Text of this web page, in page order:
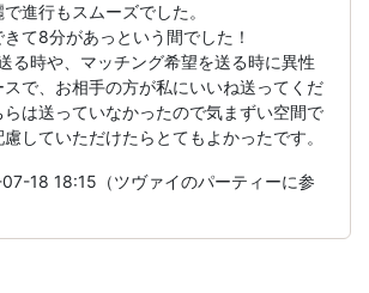
進行もスムーズでした。
て8分があっという間でした！
る時や、マッチング希望を送る時に異性
で、お相手の方が私にいいね送ってくだ
は送っていなかったので気まずい空間で
していただけたらとてもよかったです。
18 18:15（ツヴァイのパーティーに参